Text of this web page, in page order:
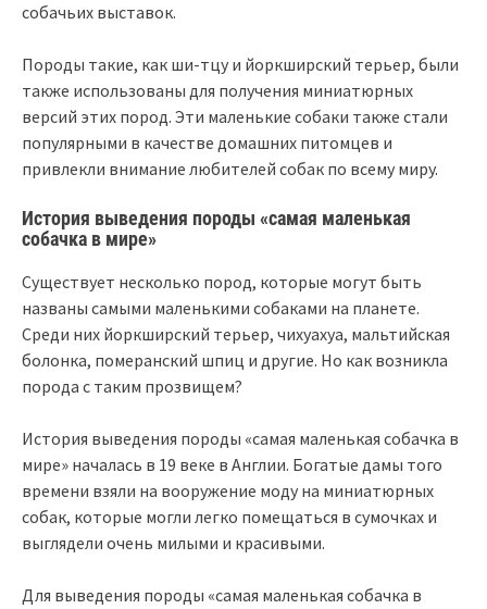
собачьих выставок.
Породы такие, как ши-тцу и йоркширский терьер, были
также использованы для получения миниатюрных
версий этих пород. Эти маленькие собаки также стали
популярными в качестве домашних питомцев и
привлекли внимание любителей собак по всему миру.
История выведения породы «самая маленькая
собачка в мире»
Существует несколько пород, которые могут быть
названы самыми маленькими собаками на планете.
Среди них йоркширский терьер, чихуахуа, мальтийская
болонка, померанский шпиц и другие. Но как возникла
порода с таким прозвищем?
История выведения породы «самая маленькая собачка в
мире» началась в 19 веке в Англии. Богатые дамы того
времени взяли на вооружение моду на миниатюрных
собак, которые могли легко помещаться в сумочках и
выглядели очень милыми и красивыми.
Для выведения породы «самая маленькая собачка в